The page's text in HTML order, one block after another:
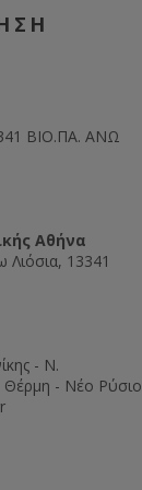
ΒΙΟ.ΠΑ. ΑΝΩ
Αθήνα
Λιόσια, 13341
- Ν.
- Νέο Ρύσιο